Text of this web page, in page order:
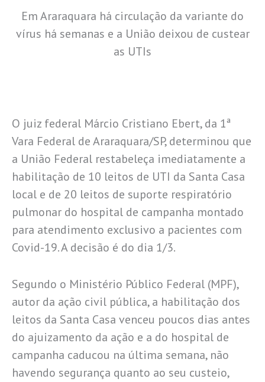
Em Araraquara há circulação da variante do
vírus há semanas e a União deixou de custear
as UTIs
O juiz federal Márcio Cristiano Ebert, da 1ª
Vara Federal de Araraquara/SP, determinou que
a União Federal restabeleça imediatamente a
habilitação de 10 leitos de UTI da Santa Casa
local e de 20 leitos de suporte respiratório
pulmonar do hospital de campanha montado
para atendimento exclusivo a pacientes com
Covid-19. A decisão é do dia 1/3.
Segundo o Ministério Público Federal (MPF),
autor da ação civil pública, a habilitação dos
leitos da Santa Casa venceu poucos dias antes
do ajuizamento da ação e a do hospital de
campanha caducou na última semana, não
havendo segurança quanto ao seu custeio,